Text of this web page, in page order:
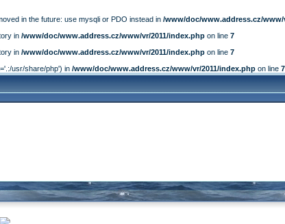
in the future: use mysqli or PDO instead in /www/doc/www.address.cz/
in /www/doc/www.address.cz/www/vr/2011/index.php on line 7
in /www/doc/www.address.cz/www/vr/2011/index.php on line 7
usr/share/php') in /www/doc/www.address.cz/www/vr/2011/index.php on line 7